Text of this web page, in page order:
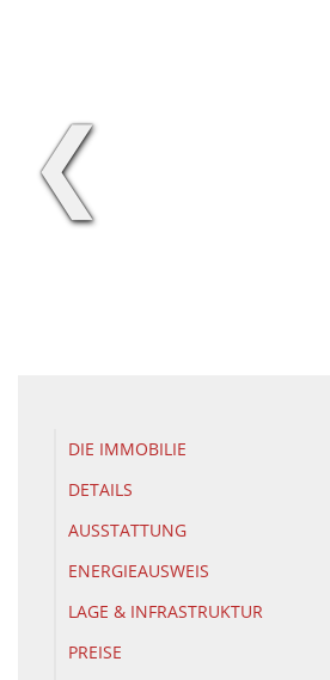
❮
DIE IMMOBILIE
DETAILS
AUSSTATTUNG
ENERGIEAUSWEIS
LAGE & INFRASTRUKTUR
PREISE